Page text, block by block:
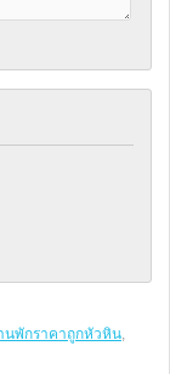
นพักราคาถูกหัวหิน,